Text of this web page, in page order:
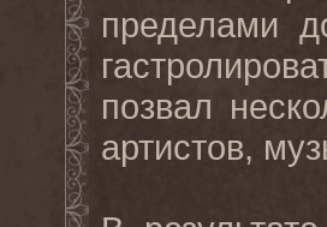
пределами
позвал
артистов,